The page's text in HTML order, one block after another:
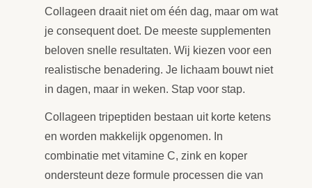
Collageen draait niet om één dag, maar om wat
je consequent doet. De meeste supplementen
beloven snelle resultaten. Wij kiezen voor een
realistische benadering. Je lichaam bouwt niet
in dagen, maar in weken. Stap voor stap.
Collageen tripeptiden bestaan uit korte ketens
en worden makkelijk opgenomen. In
combinatie met vitamine C, zink en koper
ondersteunt deze formule processen die van